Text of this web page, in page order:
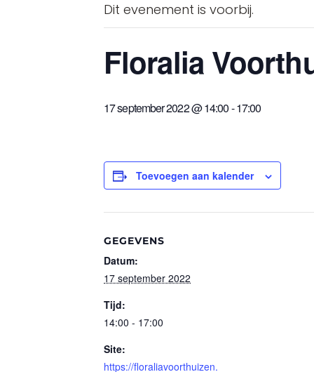
Dit evenement is voorbij.
Floralia
17 september 2022 @ 14:00-17:00
Toevoegen aan kalender
GEGEVENS
Datum:
17 september 2022
Tijd:
14:00 - 17:00
Site:
https://floraliavoorthuizen.